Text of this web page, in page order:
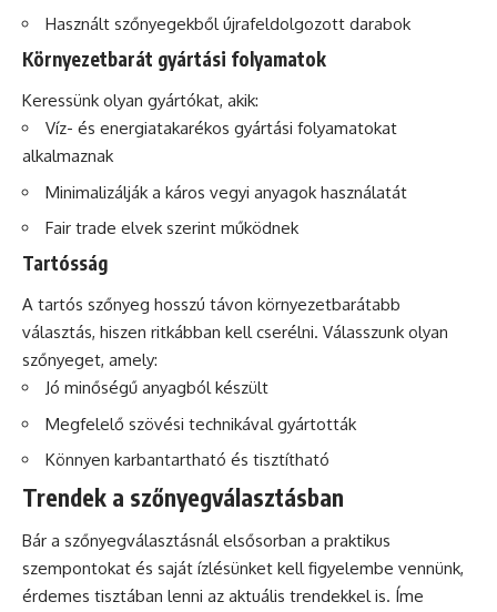
Használt szőnyegekből újrafeldolgozott darabok
Környezetbarát gyártási folyamatok
Keressünk olyan gyártókat, akik:
Víz- és energiatakarékos gyártási folyamatokat
alkalmaznak
Minimalizálják a káros vegyi anyagok használatát
Fair trade elvek szerint működnek
Tartósság
A tartós szőnyeg hosszú távon környezetbarátabb
választás, hiszen ritkábban kell cserélni. Válasszunk olyan
szőnyeget, amely:
Jó minőségű anyagból készült
Megfelelő szövési technikával gyártották
Könnyen karbantartható és tisztítható
Trendek a szőnyegválasztásban
Bár a szőnyegválasztásnál elsősorban a praktikus
szempontokat és saját ízlésünket kell figyelembe vennünk,
érdemes tisztában lenni az aktuális trendekkel is. Íme